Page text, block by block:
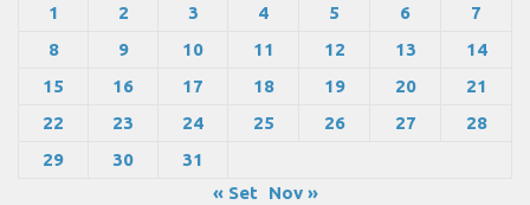
1
2 3 4 5 6
7
8
9 10 11 12 13
14
15
16 17 18 19 20
21
22
23 24 25 26 27
28
29
30
31
« Set
Nov »